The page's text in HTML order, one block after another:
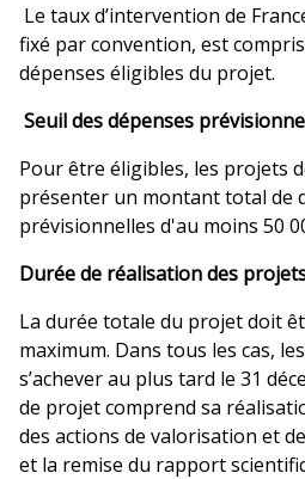
Le taux d’intervention de
fixé par convention, est
dépenses éligibles du projet.
Seuil des dépenses
Pour être éligibles, les projets
présenter un montant total de
prévisionnelles d'au moins 50
Durée de réalisation des
La durée totale du projet doit
maximum. Dans tous les cas,
s’achever au plus tard le 31
de projet comprend sa
des actions de valorisation et
et la remise du rapport